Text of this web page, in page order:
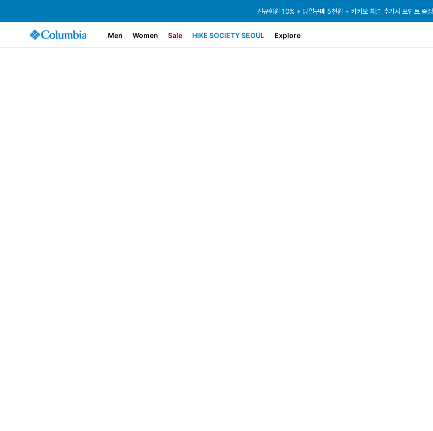
신규회원 10% + 당일구매 5천원 + 카카오 채널 추가시 포인트 증정
신규회원 10% + 당일구매 5천원 + 카카오 채널 추가시 포인트 증정
신규회원 10% + 당일구매 5천원 + 카카오 채널 추가시 포인트 증정
Men Women Sale HIKE SOCIETY SEOUL Explore